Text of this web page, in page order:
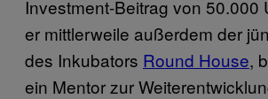
Investment-Beitrag von 50.000
er mittlerweile außerdem der
des Inkubators Round House,
ein Mentor zur